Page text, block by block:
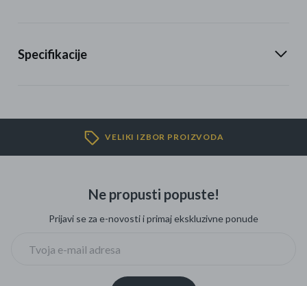
Specifikacije
VELIKI IZBOR PROIZVODA
Ne propusti popuste!
Prijavi se za e-novosti i primaj ekskluzivne ponude